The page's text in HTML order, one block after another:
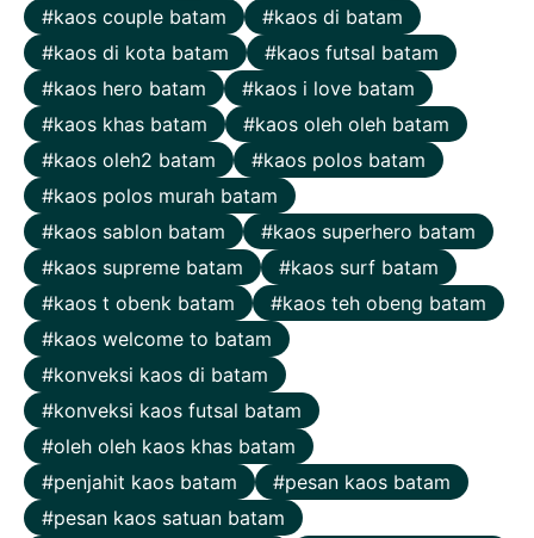
kaos couple batam
kaos di batam
kaos di kota batam
kaos futsal batam
kaos hero batam
kaos i love batam
kaos khas batam
kaos oleh oleh batam
kaos oleh2 batam
kaos polos batam
kaos polos murah batam
kaos sablon batam
kaos superhero batam
kaos supreme batam
kaos surf batam
kaos t obenk batam
kaos teh obeng batam
kaos welcome to batam
konveksi kaos di batam
konveksi kaos futsal batam
oleh oleh kaos khas batam
penjahit kaos batam
pesan kaos batam
pesan kaos satuan batam